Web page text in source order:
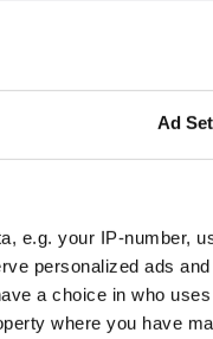
Ad
e.g. your IP-number,
personalized ads
a choice in who
where you have
jublar över